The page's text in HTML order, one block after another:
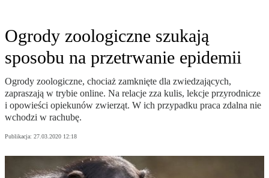
Ogrody zoologiczne szukają
sposobu na przetrwanie epidemii
Ogrody zoologiczne, chociaż zamknięte dla zwiedzających,
zapraszają w trybie online. Na relacje zza kulis, lekcje przyrodnicze
i opowieści opiekunów zwierząt. W ich przypadku praca zdalna nie
wchodzi w rachubę.
Publikacja: 27.03.2020 12:18